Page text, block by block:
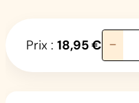
Prix : 18,95€q
u
a
−